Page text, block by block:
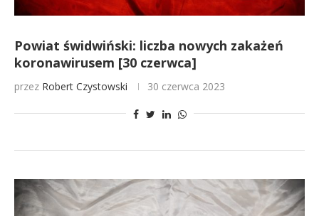
Powiat świdwiński: liczba nowych zakażeń
koronawirusem [30 czerwca]
przez Robert Czystowski 30 czerwca 2023